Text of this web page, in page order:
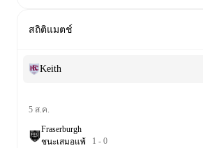
สถิติแมตช์
Keith
5 ส.ค.
Fraserburgh
ชนะเสมอแพ้ 1 - 0